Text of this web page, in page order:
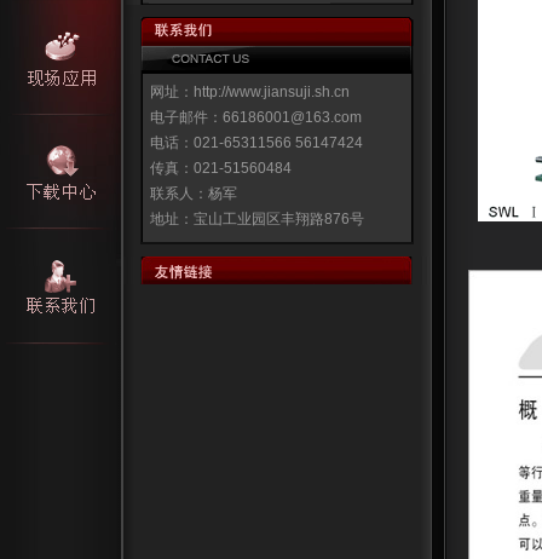
网址：http://www.jiansuji.sh.cn
电子邮件：66186001@163.com
电话：021-65311566 56147424
传真：021-51560484
联系人：杨军
地址：宝山工业园区丰翔路876号